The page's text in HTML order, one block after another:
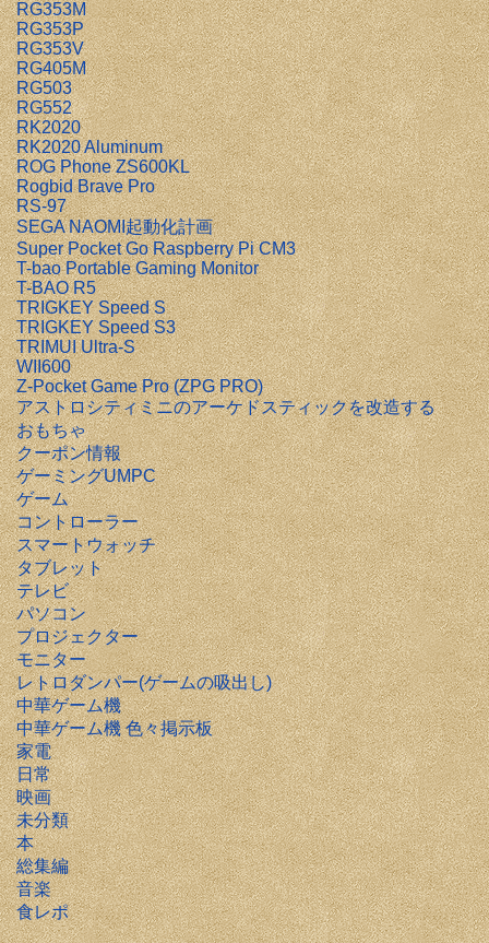
RG353M
RG353P
RG353V
RG405M
RG503
RG552
RK2020
RK2020 Aluminum
ROG Phone ZS600KL
Rogbid Brave Pro
RS-97
SEGA NAOMI起動化計画
Super Pocket Go Raspberry Pi CM3
T-bao Portable Gaming Monitor
T-BAO R5
TRIGKEY Speed S
TRIGKEY Speed S3
TRIMUI Ultra-S
WII600
Z-Pocket Game Pro (ZPG PRO)
アストロシティミニのアーケドスティックを改造する
おもちゃ
クーポン情報
ゲーミングUMPC
ゲーム
コントローラー
スマートウォッチ
タブレット
テレビ
パソコン
プロジェクター
モニター
レトロダンパー(ゲームの吸出し)
中華ゲーム機
中華ゲーム機 色々掲示板
家電
日常
映画
未分類
本
総集編
音楽
食レポ